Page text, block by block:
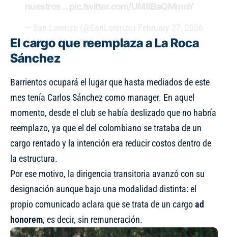
nuestros…pic.twitter.com/UM8BaQMmnY
— San Lorenzo (@SanLorenzo) February 27, 2026
El cargo que reemplaza a La Roca
Sánchez
Barrientos ocupará el lugar que hasta mediados de este
mes tenía Carlos Sánchez como manager. En aquel
momento, desde el club se había deslizado que no habría
reemplazo, ya que el del colombiano se trataba de un
cargo rentado y la intención era reducir costos dentro de
la estructura.
Por ese motivo, la dirigencia transitoria avanzó con su
designación aunque bajo una modalidad distinta: el
propio comunicado aclara que se trata de un cargoad
honorem, es decir, sin remuneración.